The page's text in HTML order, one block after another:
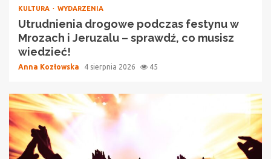
KULTURA WYDARZENIA
Utrudnienia drogowe podczas festynu w
Mrozach i Jeruzalu – sprawdź, co musisz
wiedzieć!
Anna Kozłowska 4 sierpnia 2026 45